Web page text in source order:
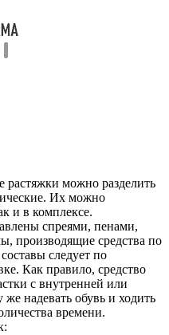
растяжки можно разделить
Их можно
и в комплексе.
спреями, пенами,
производящие средства по
следует по
Как правило, средство
с внутренней или
надевать обувь и ходить
времени.